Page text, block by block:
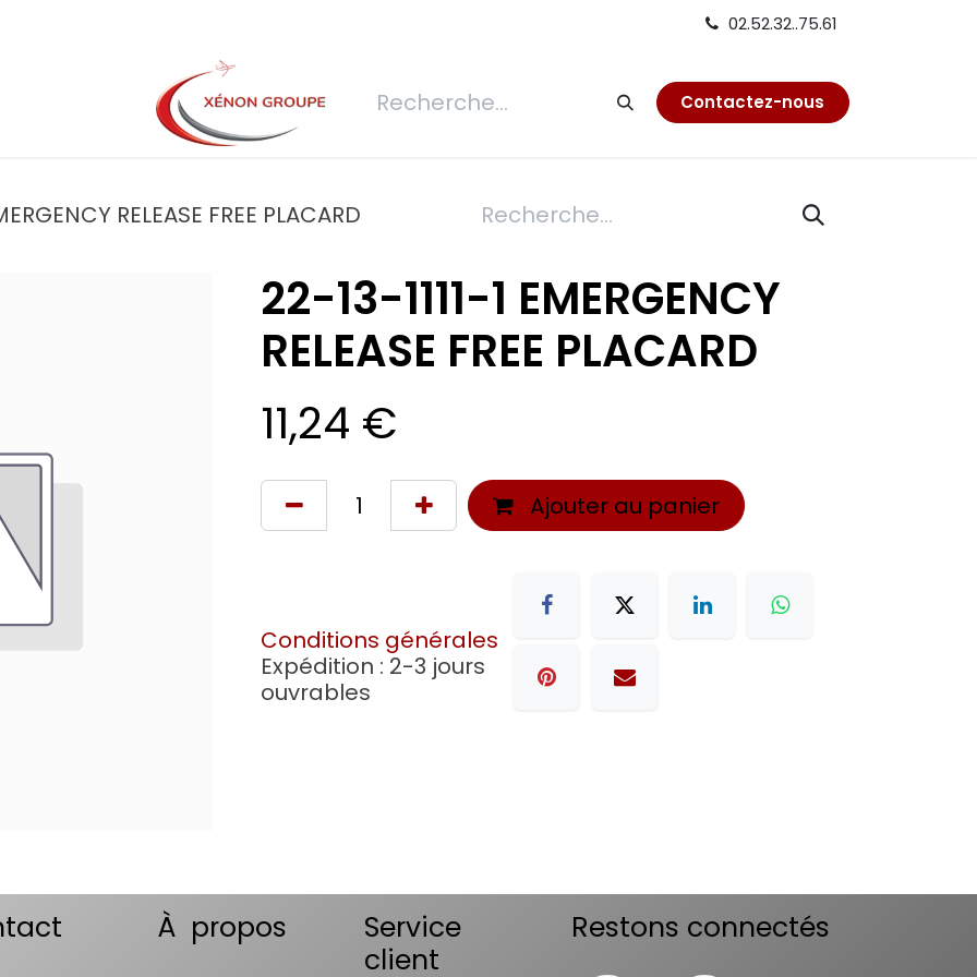
02.52.32..75.61
Demande de devis Connexion Réfection Contactez-nous
RELEASE FREE PLACARD
22-13-1111-1 EMERGENCY
RELEASE FREE PLACARD
11,24 €
Ajouter au panier
Conditions générales
Expédition : 2-3 jours
ouvrables
À propos
Service
client
Restons connectés